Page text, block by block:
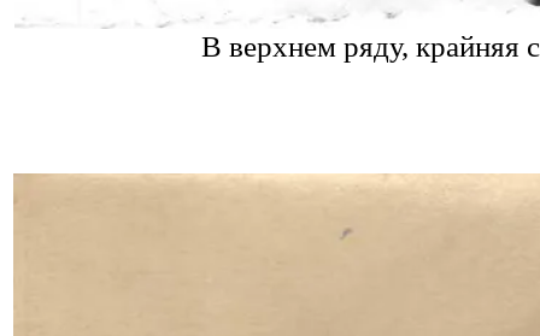
В верхнем ряду, крайняя